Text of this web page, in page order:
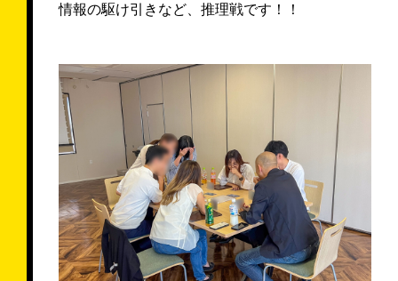
情報の駆け引きなど、推理戦です！！